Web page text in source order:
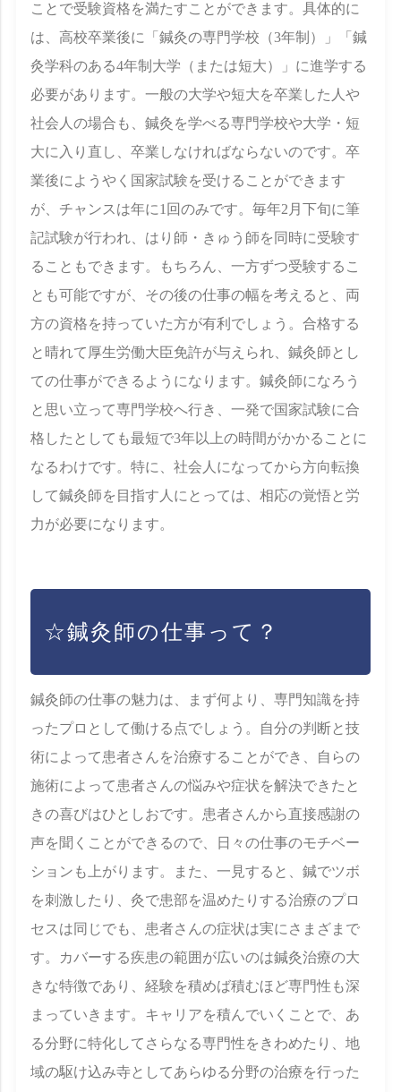
ことで受験資格を満たすことができます。具体的に
は、高校卒業後に「鍼灸の専門学校（3年制）」「鍼
灸学科のある4年制大学（または短大）」に進学する
必要があります。一般の大学や短大を卒業した人や
社会人の場合も、鍼灸を学べる専門学校や大学・短
大に入り直し、卒業しなければならないのです。卒
業後にようやく国家試験を受けることができます
が、チャンスは年に1回のみです。毎年2月下旬に筆
記試験が行われ、はり師・きゅう師を同時に受験す
ることもできます。もちろん、一方ずつ受験するこ
とも可能ですが、その後の仕事の幅を考えると、両
方の資格を持っていた方が有利でしょう。合格する
と晴れて厚生労働大臣免許が与えられ、鍼灸師とし
ての仕事ができるようになります。鍼灸師になろう
と思い立って専門学校へ行き、一発で国家試験に合
格したとしても最短で3年以上の時間がかかることに
なるわけです。特に、社会人になってから方向転換
して鍼灸師を目指す人にとっては、相応の覚悟と労
力が必要になります。
☆鍼灸師の仕事って？
鍼灸師の仕事の魅力は、まず何より、専門知識を持
ったプロとして働ける点でしょう。自分の判断と技
術によって患者さんを治療することができ、自らの
施術によって患者さんの悩みや症状を解決できたと
きの喜びはひとしおです。患者さんから直接感謝の
声を聞くことができるので、日々の仕事のモチベー
ションも上がります。また、一見すると、鍼でツボ
を刺激したり、灸で患部を温めたりする治療のプロ
セスは同じでも、患者さんの症状は実にさまざまで
す。カバーする疾患の範囲が広いのは鍼灸治療の大
きな特徴であり、経験を積めば積むほど専門性も深
まっていきます。キャリアを積んでいくことで、あ
る分野に特化してさらなる専門性をきわめたり、地
域の駆け込み寺としてあらゆる分野の治療を行った